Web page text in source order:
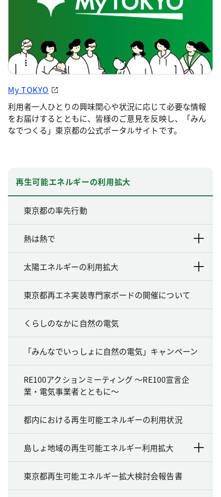
My TOKYO
利用者一人ひとりの興味関心や状況に応じて必要な情報
をお届けするとともに、皆様のご意見を反映し、「みん
なでつくる」東京都の公式ポータルサイトです。
再生可能エネルギーの利用拡大
東京都の率先行動
熱は熱で
太陽エネルギーの利用拡大
東京都再エネ実装専門家ボードの開催について
くらしのなかに自然の電気
「みんなでいっしょに自然の電気」キャンペーン
RE100アクションミーティング ～RE100宣言企
業・電気事業者とともに～
都内における再生可能エネルギーの利用状況
島しょ地域の再生可能エネルギー利用拡大
東京都再生可能エネルギー拡大検討会報告書